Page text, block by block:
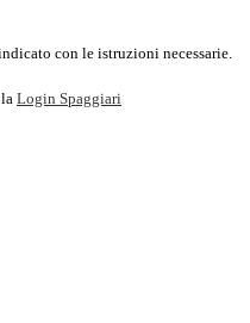
con le istruzioni necessarie.
Login Spaggiari